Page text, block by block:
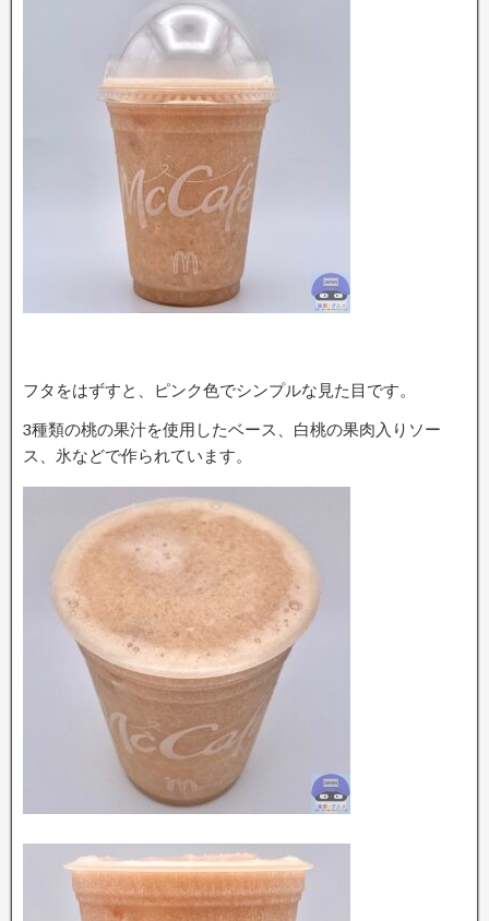
フタをはずすと、ピンク色でシンプルな見た目です。
3種類の桃の果汁を使用したベース、白桃の果肉入りソー
ス、氷などで作られています。